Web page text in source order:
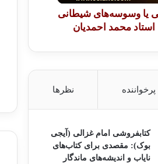
یا وسوسه‌های شیطانی
استاد محمد احمدیان
پرخواننده نظرها
کتابفروشی امام غزالی (آیجی
بوک): مقصدی برای کتاب‌های
نایاب و اندیشه‌های ماندگار